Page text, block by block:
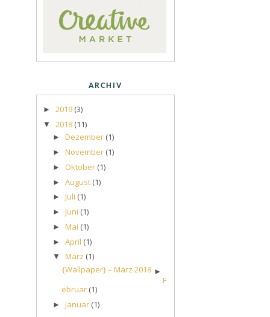
ARCHIV
► 2019 (3)
▼ 2018 (11)
► Dezember (1)
► November (1)
► Oktober (1)
► August (1)
► Juli (1)
► Juni (1)
► Mai (1)
► April (1)
▼ März (1)
{Wallpaper} – März 2018 ►
F
ebruar (1)
► Januar (1)